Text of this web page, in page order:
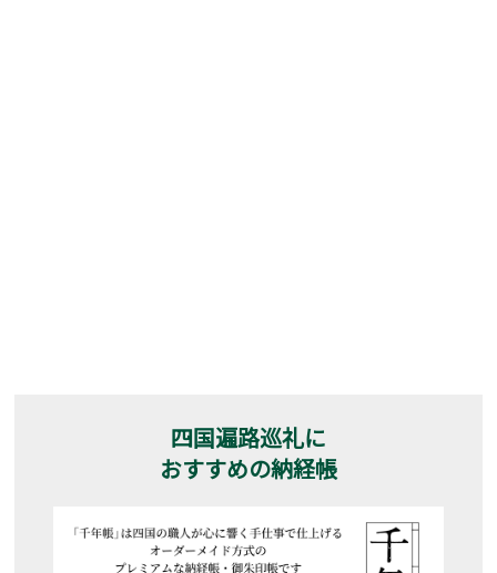
四国遍路巡礼に
おすすめの納経帳